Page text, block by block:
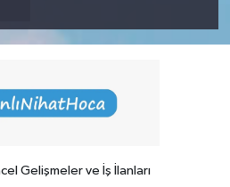
Gelişmeler ve İş İlanları